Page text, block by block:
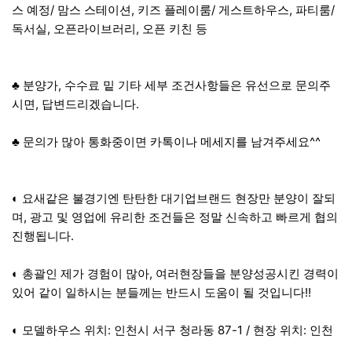
스 예정/ 맘스 스테이션, 키즈 플레이룸/ 게스트하우스, 파티룸/
독서실, 오픈라이브러리, 오픈 키친 등
♣ 분양가, 수수료 밑 기타 세부 조건사항들은 유선으로 문의주
시면, 답변드리겠습니다.
​♣ 문의가 많아 통화중이면 카톡이나 메세지를 남겨주세요^^
◐ 요새같은 불경기엔 탄탄한 대기업브랜드 현장만 분양이 잘되
며, 광고 및 영업에 유리한 조건들은 정말 신속하고 빠르게 협의
진행됩니다.
◐ 총괄인 제가 경험이 많아, 여러현장들을 분양성공시킨 경력이
있어 같이 일하시는 분들께는 반드시 도움이 될 것입니다!!
◐ 모델하우스 위치: 인천시 서구 청라동 87-1 / 현장 위치: 인천